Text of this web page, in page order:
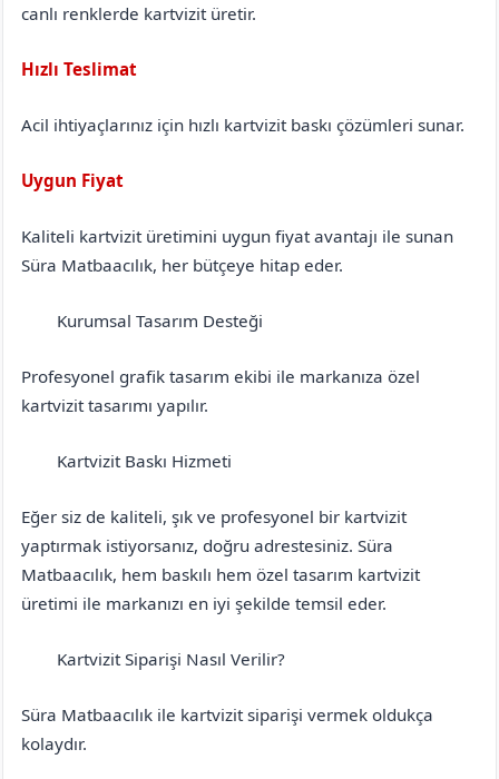
canlı renklerde kartvizit üretir.
Hızlı Teslimat
Acil ihtiyaçlarınız için hızlı kartvizit baskı çözümleri sunar.
Uygun Fiyat
Kaliteli kartvizit üretimini uygun fiyat avantajı ile sunan
Süra Matbaacılık, her bütçeye hitap eder.
Kurumsal Tasarım Desteği
Profesyonel grafik tasarım ekibi ile markanıza özel
kartvizit tasarımı yapılır.
Kartvizit Baskı Hizmeti
Eğer siz de kaliteli, şık ve profesyonel bir kartvizit
yaptırmak istiyorsanız, doğru adrestesiniz. Süra
Matbaacılık, hem baskılı hem özel tasarım kartvizit
üretimi ile markanızı en iyi şekilde temsil eder.
Kartvizit Siparişi Nasıl Verilir?
Süra Matbaacılık ile kartvizit siparişi vermek oldukça
kolaydır.